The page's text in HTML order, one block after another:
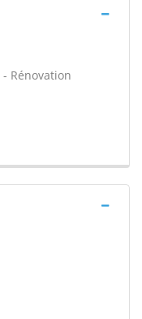
Rénovation